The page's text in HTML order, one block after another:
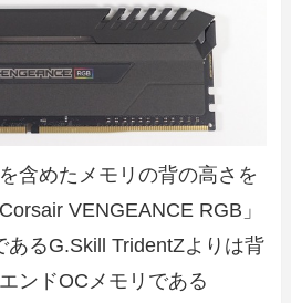
含めたメモリの背の高さを
VENGEANCE RGB」
あるG.Skill TridentZよりは背
ンドOCメモリである